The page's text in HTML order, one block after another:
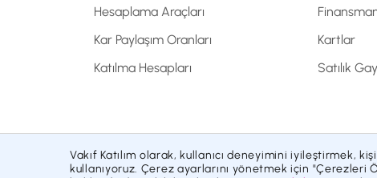
Hesaplama Araçları
Kar Paylaşım Oranları
Katılma Hesapları
Kartlar
Satılık
Site Haritası Çerez Politikası Kişisel Verilerin Korunması
Vakıf Katılım olarak, kullanıcı deneyimini iyileştirmek,
kullanıyoruz. Çerez ayarlarını yönetmek için